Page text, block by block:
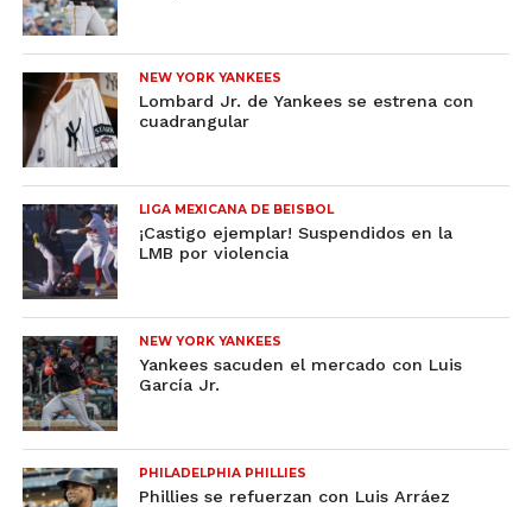
NEW YORK YANKEES
Lombard Jr. de Yankees se estrena con
cuadrangular
LIGA MEXICANA DE BEISBOL
¡Castigo ejemplar! Suspendidos en la
LMB por violencia
NEW YORK YANKEES
Yankees sacuden el mercado con Luis
García Jr.
PHILADELPHIA PHILLIES
Phillies se refuerzan con Luis Arráez